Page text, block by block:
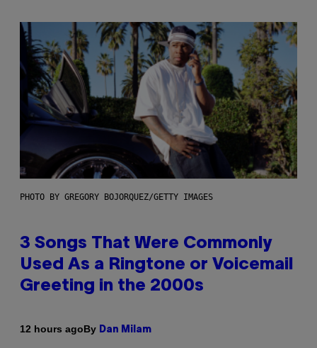
PHOTO BY GREGORY BOJORQUEZ/GETTY IMAGES
3 Songs That Were Commonly
Used As a Ringtone or Voicemail
Greeting in the 2000s
12 hours agoBy Dan Milam